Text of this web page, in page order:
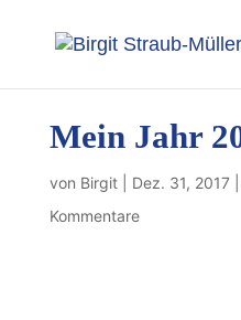
Mein Jahr
von Birgit| Dez. 31, 2017|
Kommentare